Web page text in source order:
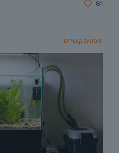
81
פוסטים קשורים